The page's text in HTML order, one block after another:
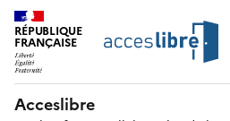
RÉPUBLIQUE
FRANÇAISE
Acceslibre